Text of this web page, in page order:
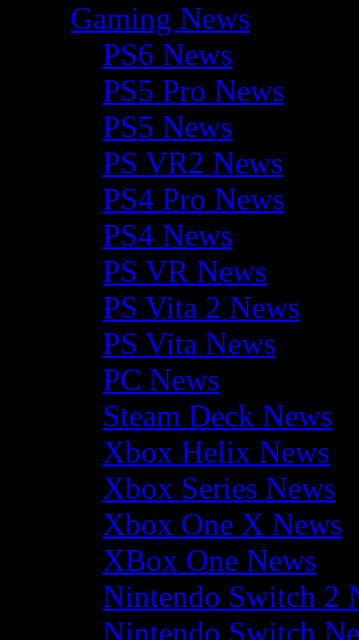
Gaming News
PS6 News
PS5 Pro News
PS5 News
PS VR2 News
PS4 Pro News
PS4 News
PS VR News
PS Vita 2 News
PS Vita News
PC News
Steam Deck News
Xbox Helix News
Xbox Series News
Xbox One X News
XBox One News
Nintendo Switch 2
Nintendo Switch